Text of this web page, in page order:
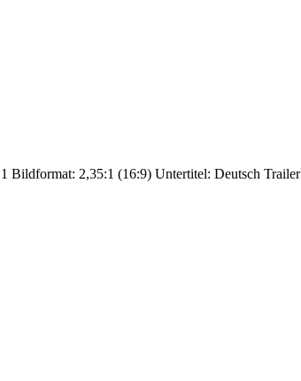
Bildformat: 2,35:1 (16:9) Untertitel: Deutsch Trailer